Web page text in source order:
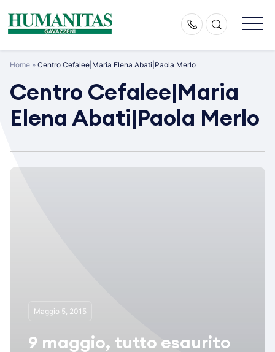
content
Home » Centro Cefalee|Maria Elena Abati|Paola Merlo
Centro Cefalee|Maria
Elena Abati|Paola Merlo
Maggio 5, 2015
9 maggio, tutto esaurito